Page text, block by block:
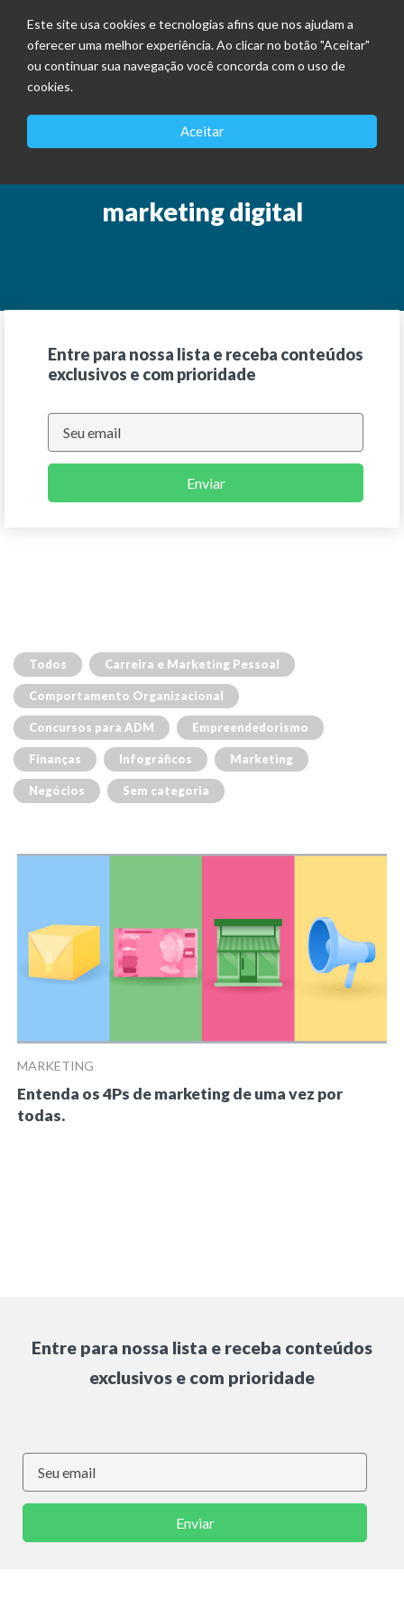
Este site usa cookies e tecnologias afins que nos ajudam a
oferecer uma melhor experiência. Ao clicar no botão "Aceitar"
ou continuar sua navegação você concorda com o uso de
cookies.
Aceitar
marketing digital
Entre para nossa lista e receba conteúdos
exclusivos e com prioridade
Enviar
Todos Carreira e Marketing Pessoal
Comportamento Organizacional
Concursos para ADM Empreendedorismo
Finanças Infográficos Marketing
Negócios Sem categoria
MARKETING
Entenda os 4Ps de marketing de uma vez por
todas.
Entre para nossa lista e receba conteúdos
exclusivos e com prioridade
Enviar